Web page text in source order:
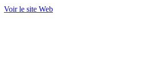
Voir le site Web